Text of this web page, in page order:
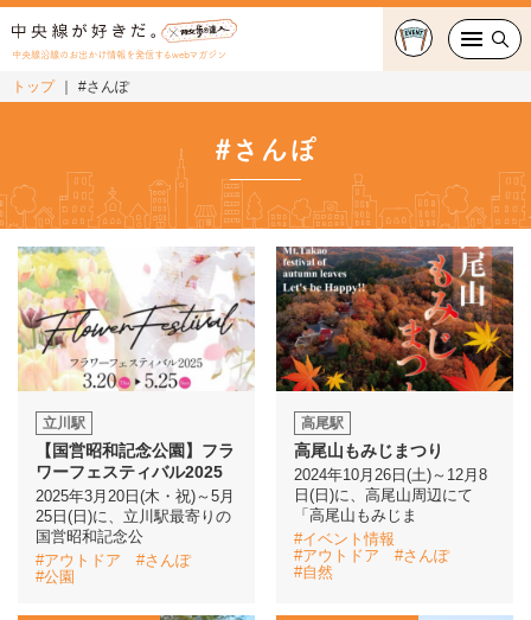
中央線沿線のお出かけ情報を発信するwebマガジン
スイーツ・テイクアウト
ショッピング
中央線カルチャー
特集
連載
中央線フェス
イベント情報
トップ #さんぽ
#さんぽ
立川駅
【国営昭和記念公園】フラ
ワーフェスティバル2025
2025年3月20日(木・祝)～5月
25日(日)に、立川駅最寄りの
国営昭和記念公
#アウトドア
#さんぽ
#公園
高尾駅
高尾山もみじまつり
2024年10月26日(土)～12月8
日(日)に、高尾山周辺にて
「高尾山もみじま
#イベント情報
#アウトドア
#さんぽ
#自然